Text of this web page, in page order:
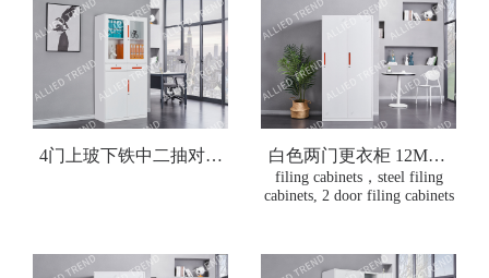
4门上玻下铁中二抽对开
白色两门更衣柜 12MM-
WTW-D2
filing cabinets，steel filing
cabinets, 2 door filing cabinets